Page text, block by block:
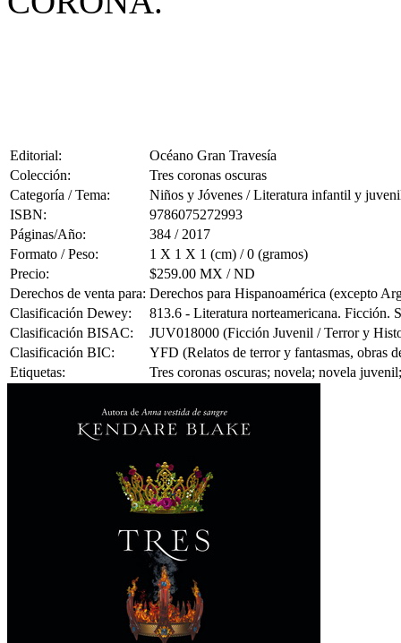
Editorial:
Océano Gran Travesía
Colección:
Tres coronas oscuras
Categoría / Tema:
Niños y Jóvenes / Literatura infantil y
ISBN:
9786075272993
Páginas/Año:
384 / 2017
Formato / Peso:
1 X 1 X 1 (cm) / 0 (gramos)
Precio:
$259.00 MX / ND
Derechos de venta para: Derechos para Hispanoamérica (excepto
Clasificación Dewey:
813.6 - Literatura norteamericana. Ficción.
Clasificación BISAC:
JUV018000 (Ficción Juvenil / Terror y
Clasificación BIC:
YFD (Relatos de terror y fantasmas, obras
Etiquetas:
Tres coronas oscuras; novela; novela